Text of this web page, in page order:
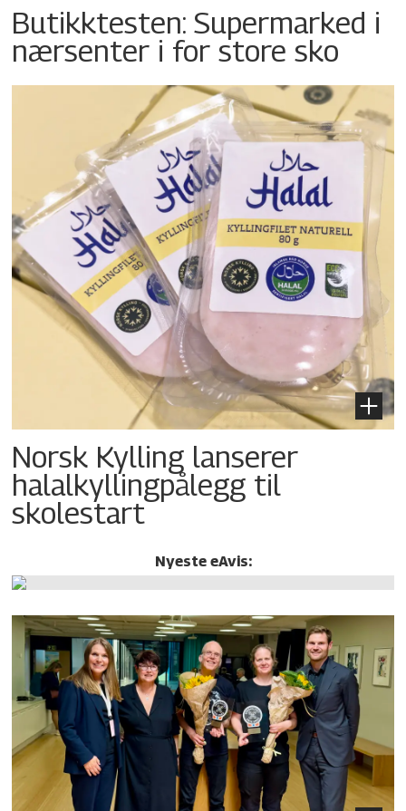
Butikktesten: Supermarked i
nærsenter i for store sko
Norsk Kylling lanserer
halalkylling­pålegg til
skolestart
Nyeste eAvis: